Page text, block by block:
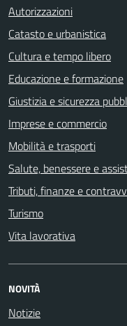
Autorizzazioni
Catasto e urbanistica
Cultura e tempo libero
Educazione e formazione
Giustizia e sicurezza
Imprese e commercio
Mobilità e trasporti
Salute, benessere e
Tributi, finanze e
Turismo
Vita lavorativa
NOVITÀ
Notizie